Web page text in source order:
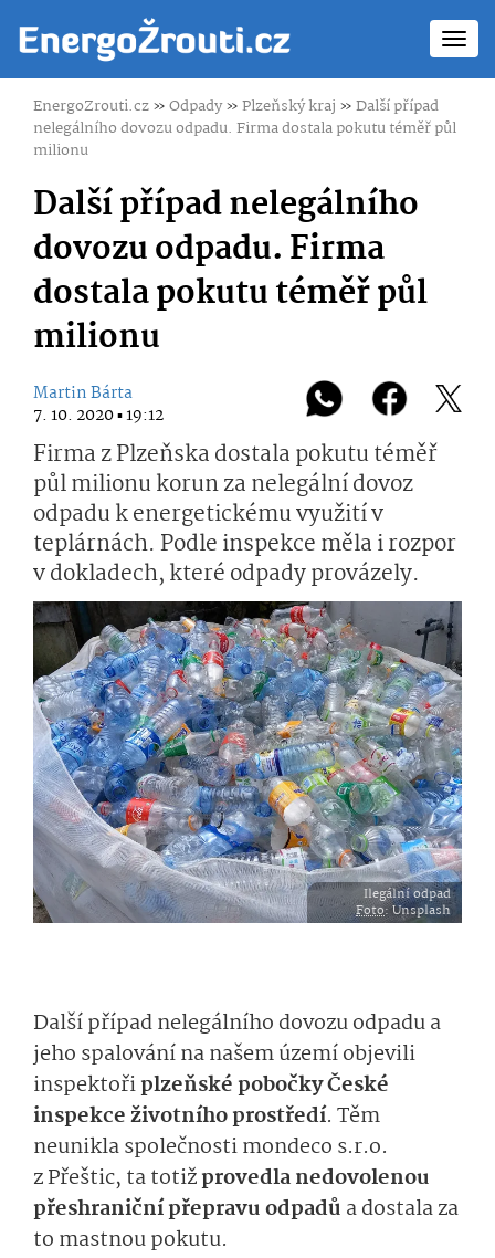
EnergoZrouti.cz»Odpady»Plzeňský kraj »Další případ
nelegálního dovozu odpadu. Firma dostala pokutu téměř půl
milionu
Další případ nelegálního
dovozu odpadu. Firma
dostala pokutu téměř půl
milionu
Martin Bárta
7. 10. 2020 ▪ 19:12
Firma z Plzeňska dostala pokutu téměř
půl milionu korun za nelegální dovoz
odpadu k energetickému využití v
teplárnách. Podle inspekce měla i rozpor
v dokladech, které odpady provázely.
Ilegální odpad
Foto: Unsplash
Další případ nelegálního dovozu odpadu a
jeho spalování na našem území objevili
inspektořiplzeňské pobočky České
inspekce životního prostředí. Těm
neunikla společnosti mondeco s.r.o.
z Přeštic, ta totižprovedla nedovolenou
přeshraniční přepravu odpadů a dostala za
to mastnou pokutu.